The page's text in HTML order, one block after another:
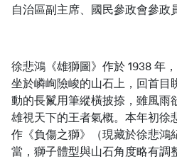
自治區副主席、國民參政會參政
徐悲鴻《雄獅圖》作於 1938 年
坐於嶙峋險峻的山石上，回首目
動的長鬣用筆縱橫披捺，雖風雨
雄視天下的王者氣概。本年初徐
作《負傷之獅》（現藏於徐悲鴻
當，獅子體型與山石角度略有調